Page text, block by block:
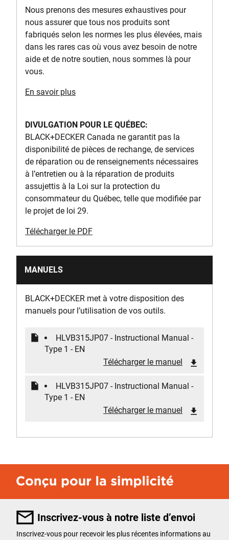
Nous prenons des mesures exhaustives pour
nous assurer que tous nos produits sont
fabriqués selon les normes les plus élevées, mais
dans les rares cas où vous avez besoin de notre
aide et de notre soutien, nous sommes là pour
vous.
En savoir plus
DIVULGATION POUR LE QUÉBEC:
BLACK+DECKER Canada ne garantit pas la
disponibilité de pièces de rechange, de services
de réparation ou de renseignements nécessaires
à l’entretien ou à la réparation de produits
assujettis à la Loi sur la protection du
consommateur du Québec, telle que modifiée par
le projet de loi 29.
Télécharger le PDF
MANUELS
BLACK+DECKER met à votre disposition des
manuels pour l’utilisation de vos outils.
HLVB315JP07 - Instructional Manual -
Type 1 - EN
Télécharger le manuel
HLVB315JP07 - Instructional Manual -
Type 1 - EN
Télécharger le manuel
Inscrivez-vous à notre liste d’envoi
Inscrivez-vous pour recevoir les plus récentes informations au